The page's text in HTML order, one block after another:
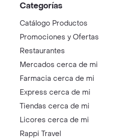
Categorías
Catálogo Productos
Promociones y Ofertas
Restaurantes
Mercados cerca de mi
Farmacia cerca de mi
Express cerca de mi
Tiendas cerca de mi
Licores cerca de mi
Rappi Travel